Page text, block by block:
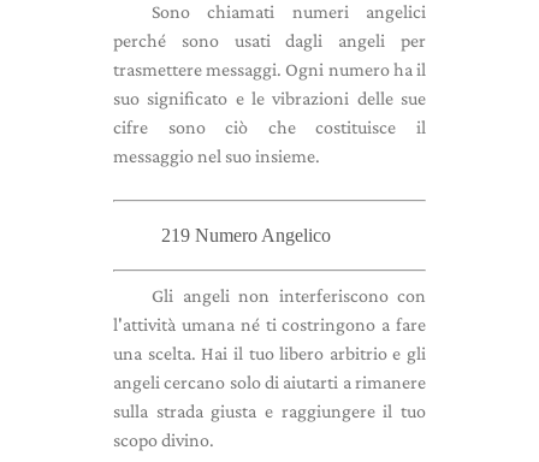
Sono chiamati numeri angelici
perché sono usati dagli angeli per
trasmettere messaggi. Ogni numero ha il
suo significato e le vibrazioni delle sue
cifre sono ciò che costituisce il
messaggio nel suo insieme.
219 Numero Angelico
Gli angeli non interferiscono con
l'attività umana né ti costringono a fare
una scelta. Hai il tuo libero arbitrio e gli
angeli cercano solo di aiutarti a rimanere
sulla strada giusta e raggiungere il tuo
scopo divino.